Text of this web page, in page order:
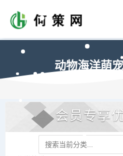
动物海洋萌
会员专享